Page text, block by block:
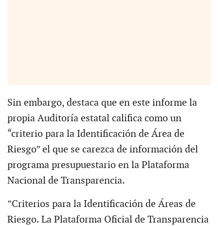
Sin embargo, destaca que en este informe la
propia Auditoría estatal califica como un
“criterio para la Identificación de Área de
Riesgo” el que se carezca de información del
programa presupuestario en la Plataforma
Nacional de Transparencia.
”Criterios para la Identificación de Áreas de
Riesgo. La Plataforma Oficial de Transparencia